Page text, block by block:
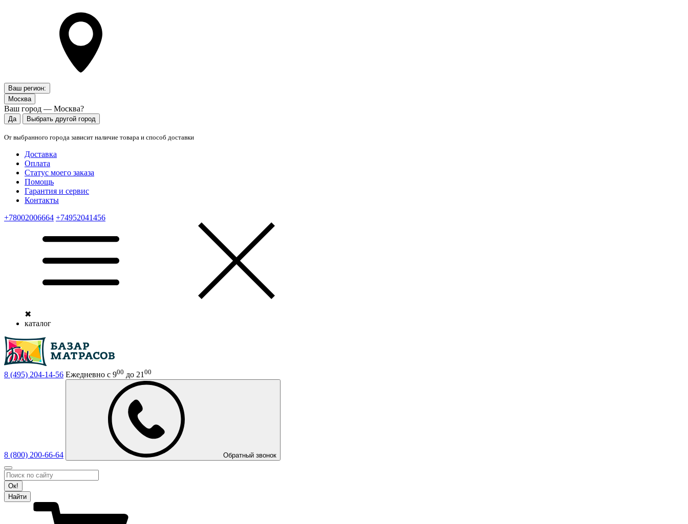
Ваш регион:
Москва
Ваш город — Москва?
Да Выбрать другой город
От выбранного города зависит наличие товара и способ доставки
Доставка
Оплата
Статус моего заказа
Помощь
Гарантия и сервис
Контакты
+78002006664 +74952041456
✖
каталог
8 (495) 204-14-56 Ежедневно с 900 до 21 00
8 (800) 200-66-64 Обратный звонок
Ок!
Найти